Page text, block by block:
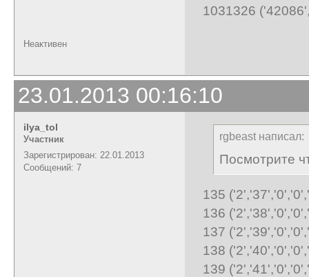
1031326
Неактивен
23.01.2013 00:16:10
ilya_tol
Участник
Зарегистрирован: 22.01.2013
Сообщений: 7
rgbeast написал:
Посмотрите
135
136
137
138
139